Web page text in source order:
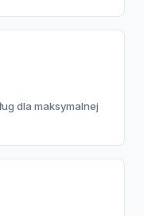
dla maksymalnej